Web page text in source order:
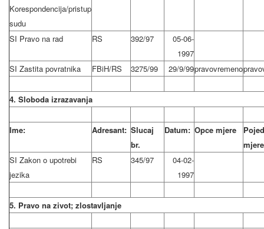
Korespondencija/pristup
sudu
SI Pravo na rad RS 392/97
05-06-
1997
SI Zastita povratnika
FBiH/RS 3275/99 29/9/99pravovremeno
4. Sloboda izrazavanja
Ime: Adresant: Slucaj
br.
Datum: Opce mjere
mjere
SI Zakon o upotrebi
jezika
RS 345/97
04-02-
1997
5. Pravo na zivot; zlostavljanje